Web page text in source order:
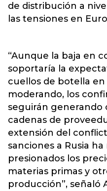
de distribución a
las tensiones en
“Aunque la baja en
soportaría la
cuellos de botella en
moderando, los
seguirán generando
cadenas de
extensión del
sanciones a Rusia
presionados los
materias primas y
producción”, señaló